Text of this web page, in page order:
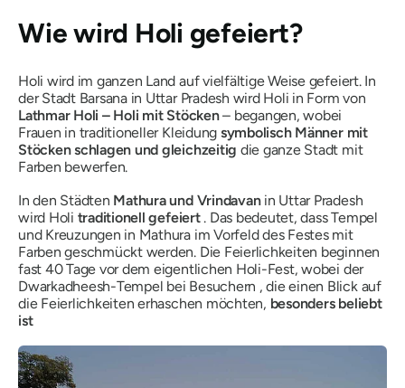
Wie wird Holi gefeiert?
Holi wird im ganzen Land auf vielfältige Weise gefeiert. In
der Stadt Barsana in Uttar Pradesh wird Holi in Form von
Lathmar Holi – Holi mit Stöcken– begangen, wobei
Frauen in traditioneller Kleidung symbolisch Männer mit
Stöcken schlagen und gleichzeitig die ganze Stadt mit
Farben bewerfen.
In den Städten Mathura und Vrindavanin Uttar Pradesh
wird Holi traditionell gefeiert. Das bedeutet, dass Tempel
und Kreuzungen in Mathura im Vorfeld des Festes mit
Farben geschmückt werden. Die Feierlichkeiten beginnen
fast 40 Tage vor dem eigentlichen Holi-Fest, wobei der
Dwarkadheesh-Tempel bei Besuchern , die einen Blick auf
die Feierlichkeiten erhaschen möchten, besonders beliebt
ist